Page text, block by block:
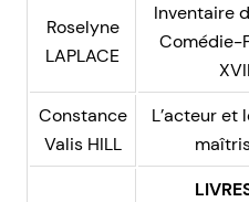
Roselyne
LAPLACE
Inventaire
Comédie-
Constance
Valis HILL
L’acteur et